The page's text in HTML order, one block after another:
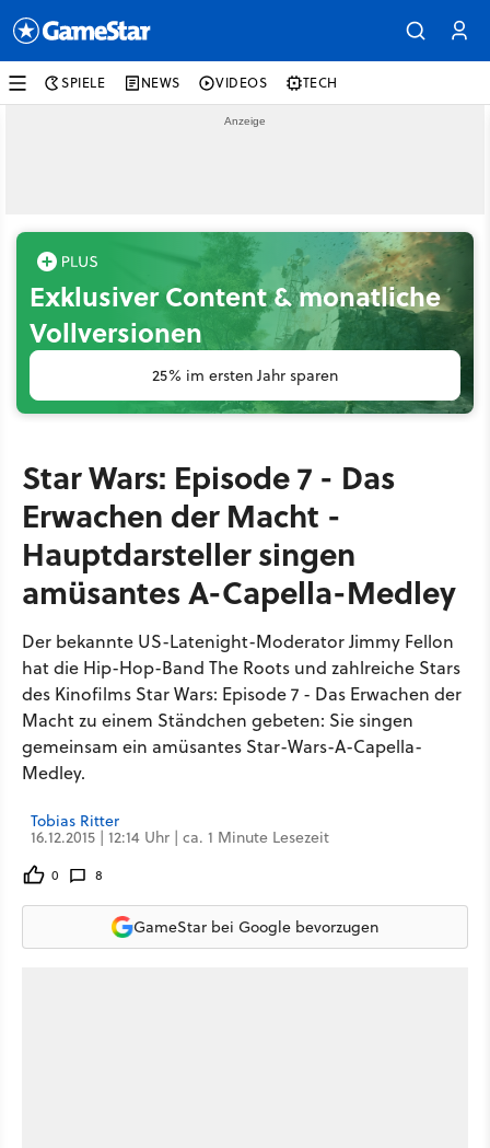
SPIELE NEWS VIDEOS TECH
Exklusiver Content & monatliche
Vollversionen
25% im ersten Jahr sparen
Star Wars: Episode 7 - Das
Erwachen der Macht -
Hauptdarsteller singen
amüsantes A-Capella-Medley
Der bekannte US-Latenight-Moderator Jimmy Fellon
hat die Hip-Hop-Band The Roots und zahlreiche Stars
des Kinofilms Star Wars: Episode 7 - Das Erwachen der
Macht zu einem Ständchen gebeten: Sie singen
gemeinsam ein amüsantes Star-Wars-A-Capella-
Medley.
Tobias Ritter
16.12.2015 | 12:14 Uhr | ca. 1 Minute Lesezeit
0 8
GameStar bei Google bevorzugen